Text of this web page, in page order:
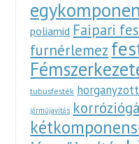
poliamid Faipari
furnérlemez
tubusfesték
járműjavítás